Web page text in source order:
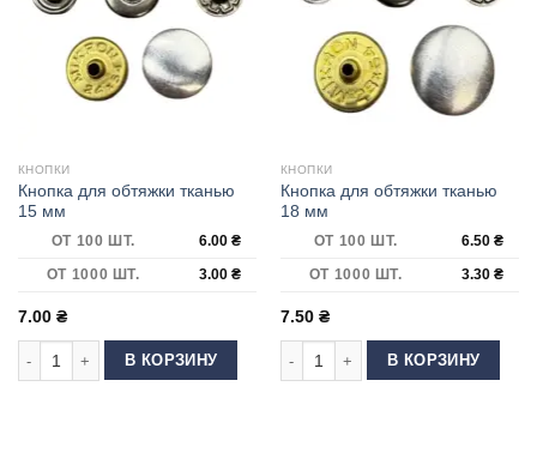
КНОПКИ
Кнопка для обтяжки тканью
15 мм
ОТ 100 ШТ. 6.00 ₴
ОТ 1000 ШТ.
3.00 ₴
7.00 ₴
Количество товара Кнопка для обтяжки тканью 15 мм
В КОРЗИНУ
КНОПКИ
Кнопка для обтяжки тканью
18 мм
ОТ 100 ШТ. 6.50 ₴
ОТ 1000 ШТ.
3.30 ₴
7.50 ₴
Количество товара Кнопка для
В КОРЗИНУ